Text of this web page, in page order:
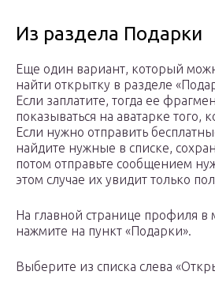
Из раздела Подарки
Еще один вариант, который
найти открытку в разделе
Если заплатите, тогда ее
показываться на аватарке того,
Если нужно отправить
найдите нужные в списке,
потом отправьте сообщением
этом случае их увидит только
На главной странице профиля в
нажмите на пункт «Подарки».
Выберите из списка слева